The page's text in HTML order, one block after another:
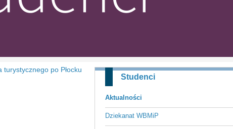
Studenci
Aktualności
Dziekanat WBMiP
po Płocku